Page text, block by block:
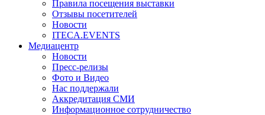
Правила посещения выставки
Отзывы посетителей
Новости
ITECA.EVENTS
Медиацентр
Новости
Пресс-релизы
Фото и Видео
Нас поддержали
Аккредитация СМИ
Информационное сотрудничество